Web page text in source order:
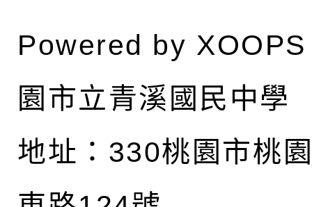
Powered by XOOPS
園市立青溪國民中學
地址： 330桃園市桃